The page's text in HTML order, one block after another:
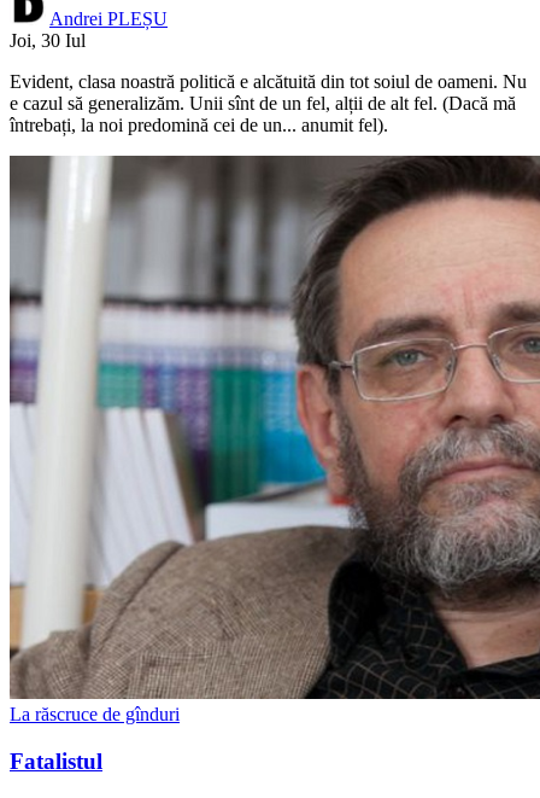
Andrei PLEȘU
Joi, 30 Iul
Evident, clasa noastră politică e alcătuită din tot soiul de oameni. Nu
e cazul să generalizăm. Unii sînt de un fel, alții de alt fel. (Dacă mă
întrebați, la noi predomină cei de un... anumit fel).
La răscruce de gînduri
Fatalistul